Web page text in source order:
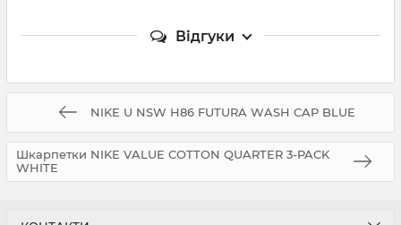
Відгуки
NIKE U NSW H86 FUTURA WASH CAP BLUE
Шкарпетки NIKE VALUE COTTON QUARTER 3-PACK
WHITE